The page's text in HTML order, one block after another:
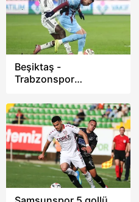
Beşiktaş -
Trabzonspor
oldu!